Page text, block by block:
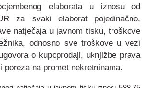
elaborata u iznosu od
za svaki elaborat pojedinačno,
natječaja u javnom tisku, troškove
odnosno sve troškove u vezi
o kupoprodaji, uknjižbe prava
poreza na promet nekretninama.